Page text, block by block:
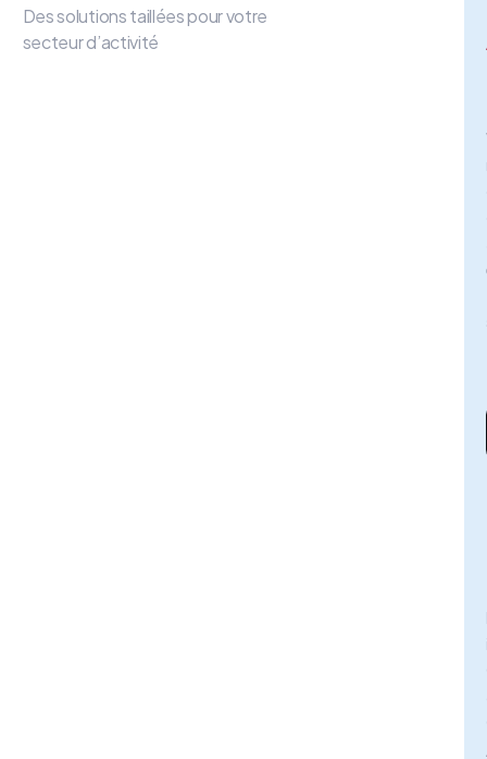
Des solutions taillées pour votre
secteur d’activité